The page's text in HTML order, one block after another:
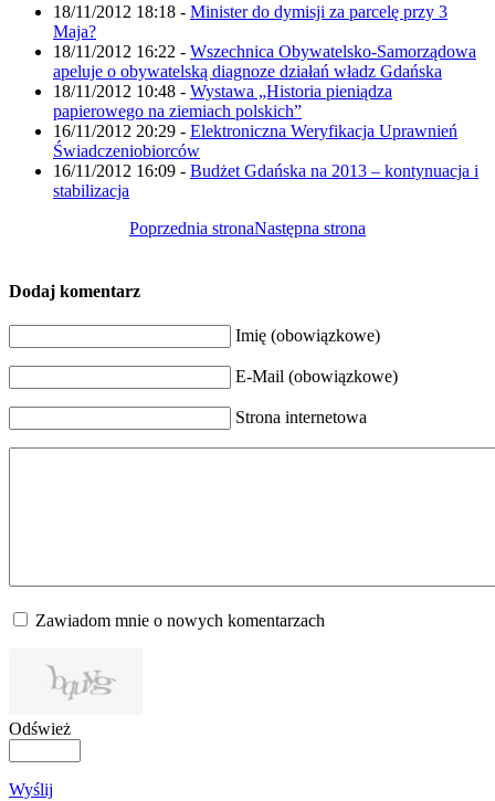
18/11/2012 18:18 - Minister do dymisji za parcelę przy 3
Maja?
18/11/2012 16:22 - Wszechnica Obywatelsko-Samorządowa
apeluje o obywatelską diagnoze działań władz Gdańska
18/11/2012 10:48 - Wystawa „Historia pieniądza
papierowego na ziemiach polskich”
16/11/2012 20:29 - Elektroniczna Weryfikacja Uprawnień
Świadczeniobiorców
16/11/2012 16:09 - Budżet Gdańska na 2013 – kontynuacja i
stabilizacja
Poprzednia stronaNastępna strona
Dodaj komentarz
Imię (obowiązkowe)
E-Mail (obowiązkowe)
Strona internetowa
Zawiadom mnie o nowych komentarzach
Odśwież
Wyślij